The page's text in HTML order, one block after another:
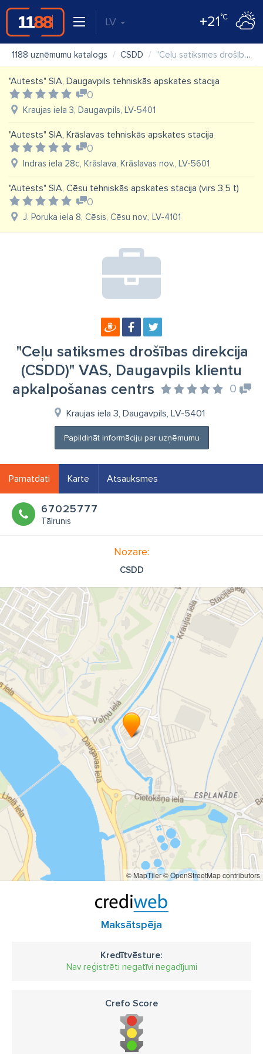
LV +21°C
1188 uzņēmumu katalogs CSDD "Ceļu satiksmes drošības direkcija (CSDD)" VAS, Daugavpils klientu apkalpošanas centrs
"Autests" SIA, Daugavpils tehniskās apskates stacija
0
Kraujas iela 3, Daugavpils, LV-5401
"Autests" SIA, Krāslavas tehniskās apskates stacija
0
Indras iela 28c, Krāslava, Krāslavas nov., LV-5601
"Autests" SIA, Cēsu tehniskās apskates stacija (virs 3,5 t)
0
J. Poruka iela 8, Cēsis, Cēsu nov., LV-4101
"Ceļu satiksmes drošības direkcija
(CSDD)" VAS, Daugavpils klientu
apkalpošanas centrs
0
Kraujas iela 3, Daugavpils, LV-5401
Papildināt informāciju par uzņēmumu
Pamatdati Karte Atsauksmes
67025777
Tālrunis
Nozare:
CSDD
© MapTiler© OpenStreetMap contributors
Maksātspēja
Kredītvēsture:
Nav reģistrēti negatīvi negadījumi
Crefo Score